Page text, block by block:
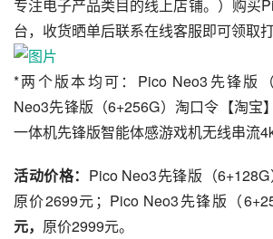
专注电子产品类目的线上店铺。）购买
台，收货晒单后联系在线客服即可领取打
*两个版本均可：Pico Neo3先锋版
Neo3先锋版（6+256G）淘口令【淘宝
一体机先锋版智能体感游戏机无线串流
活动价格： Pico Neo3先锋版（
原价2699元；Pico Neo3先锋版（
元， 原价2999元。